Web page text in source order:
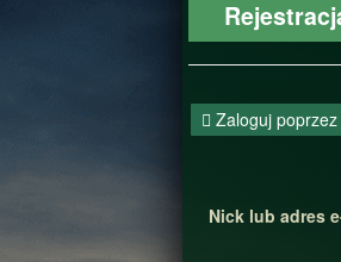
Zaloguj
Nick lub adres